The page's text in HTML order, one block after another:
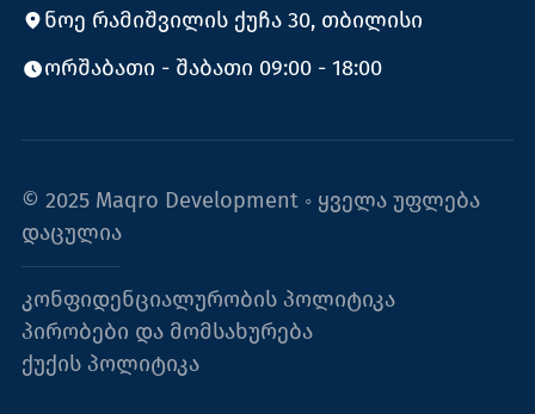
ნოე რამიშვილის ქუჩა 30, თბილისი
ორშაბათი - შაბათი 09:00 - 18:00
© 2025 Maqro Development ◦ ყველა უფლება
დაცულია
კონფიდენციალურობის პოლიტიკა
პირობები და მომსახურება
ქუქის პოლიტიკა